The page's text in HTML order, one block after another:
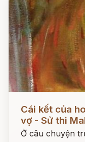
Cái kết của
vợ - Sử thi
Ở câu chuyện